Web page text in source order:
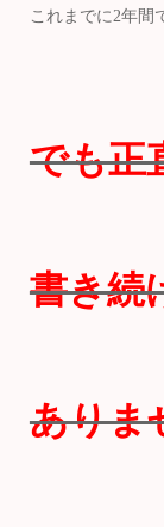
これまでに2年間
でも正
書き続
ありま